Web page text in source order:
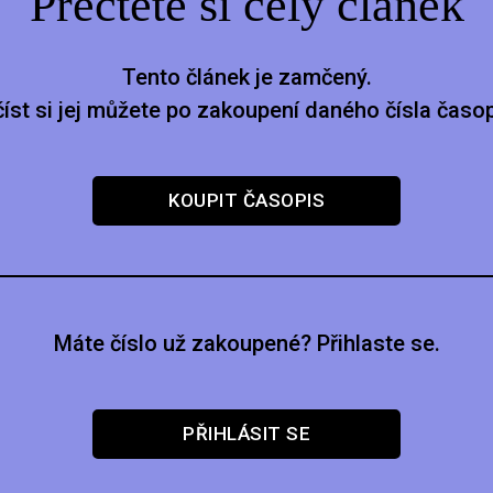
Tento článek je zamčený.
si jej můžete po zakoupení daného čísla
KOUPIT ČASOPIS
Máte číslo už zakoupené? Přihlaste se.
PŘIHLÁSIT SE